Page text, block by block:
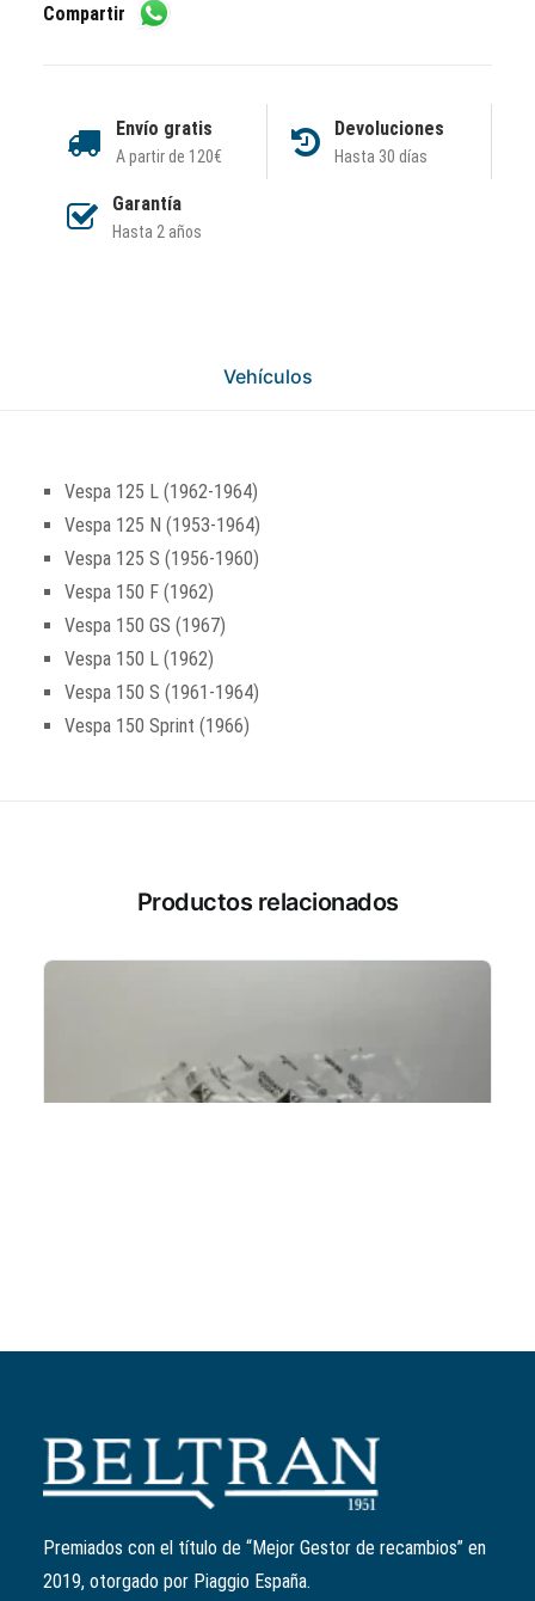
Compartir
Envío gratis
A partir de 120€
Devoluciones
Hasta 30 días
Garantía
Hasta 2 años
Vehículos
Vespa 125 L (1962-1964)
Vespa 125 N (1953-1964)
Vespa 125 S (1956-1960)
Vespa 150 F (1962)
Vespa 150 GS (1967)
Vespa 150 L (1962)
Vespa 150 S (1961-1964)
Vespa 150 Sprint (1966)
Productos relacionados
Rodillo variador
849914
4,31
original
era:
El
actual
Premiados con el título de “Mejor Gestor de recambios” en
2019, otorgado por Piaggio España.